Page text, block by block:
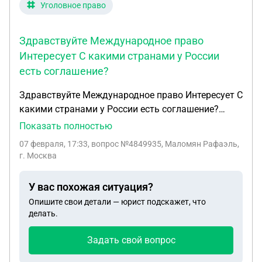
Уголовное право
Здравствуйте Международное право
Интересует С какими странами у России
есть соглашение?
Здравствуйте Международное право Интересует С
какими странами у России есть соглашение?
Здравствуйте Международное право Интересует С
выдаче своих граждан РФ в Другие страны
иностранные государства Вот его слова « На
практике Россия очень редко выдает своих
граждан, даже если имеются международные
соглашения с другими странами, поскольку
приоритет отдается конституции. Выдача
Показать полностью
07 февраля, 17:33, вопрос №4849935, Маломян Рафаэль,
г. Москва
У вас похожая ситуация?
Опишите свои детали — юрист подскажет, что
делать.
Задать свой вопрос